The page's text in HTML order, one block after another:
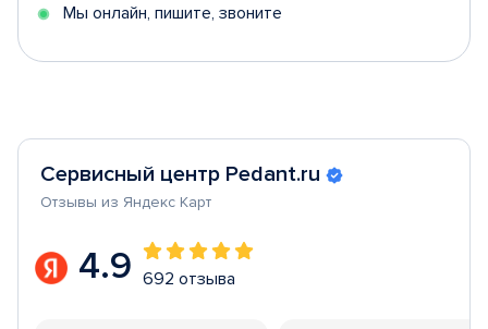
Мы онлайн, пишите, звоните
Сервисный центр Pedant.ru
Отзывы из Яндекс Карт
4.9 692 отзыва